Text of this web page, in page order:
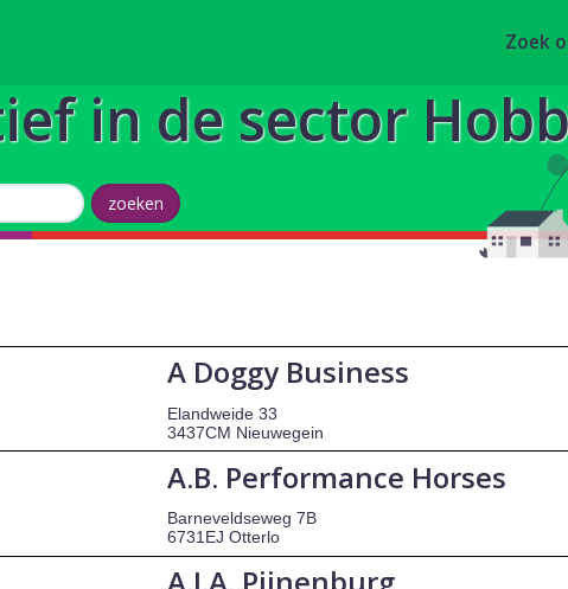
Zoek
in de sector
A Doggy Business
Elandweide 33
3437CM Nieuwegein
A.B. Performance Horses
Barneveldseweg 7B
6731EJ Otterlo